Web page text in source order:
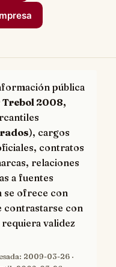
pública
Trebol 2008,
), cargos
contratos
relaciones
a fuentes
se ofrece con
contrastarse con
validez
2009-03-26 ·